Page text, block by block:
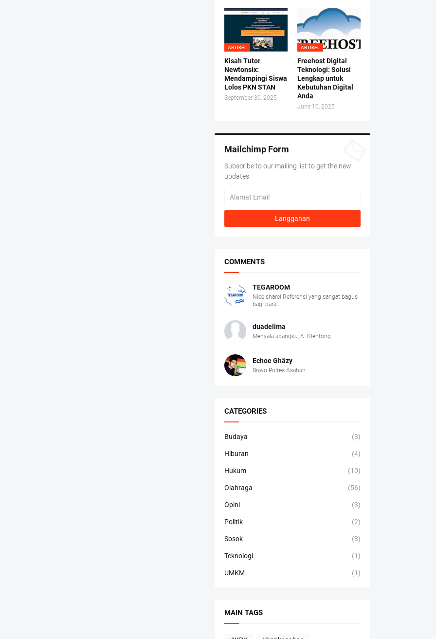
ARTIKEL
Kisah Tutor
Newtonsix:
Mendampingi Siswa
Lolos PKN STAN
September 30, 2025
ARTIKEL
Freehost Digital
Teknologi: Solusi
Lengkap untuk
Kebutuhan Digital
Anda
June 10, 2025
Mailchimp Form
Subscribe to our mailing list to get the new
updates.
COMMENTS
TEGAROOM
Nice share! Referensi yang sangat bagus
bagi para ...
duadelima
Menyala abangku, A. Klentong
Echoe Ghâzy
Bravo Polres Asahan
CATEGORIES
Budaya (3)
Hiburan (4)
Hukum (10)
Olahraga (56)
Opini (3)
Politik (2)
Sosok (3)
Teknologi (1)
UMKM (1)
MAIN TAGS